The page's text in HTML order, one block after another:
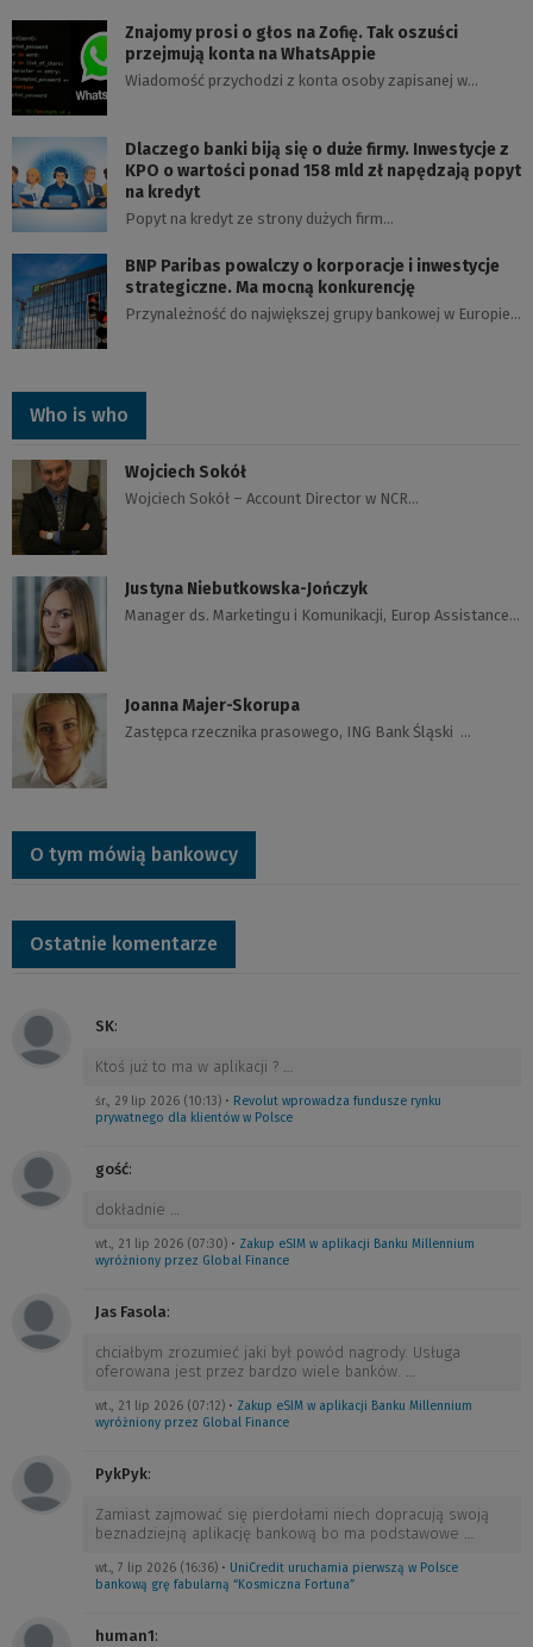
Znajomy prosi o głos na Zofię. Tak oszuści
przejmują konta na WhatsAppie
Wiadomość przychodzi z konta osoby zapisanej w…
Dlaczego banki biją się o duże firmy. Inwestycje z
KPO o wartości ponad 158 mld zł napędzają popyt
na kredyt
Popyt na kredyt ze strony dużych firm…
BNP Paribas powalczy o korporacje i inwestycje
strategiczne. Ma mocną konkurencję
Przynależność do największej grupy bankowej w Europie…
Who is who
Wojciech Sokół
Wojciech Sokół – Account Director w NCR…
Justyna Niebutkowska-Jończyk
Manager ds. Marketingu i Komunikacji, Europ Assistance…
Joanna Majer-Skorupa
Zastępca rzecznika prasowego, ING Bank Śląski …
O tym mówią bankowcy
Ostatnie komentarze
SK:
Ktoś już to ma w aplikacji ? …
śr., 29 lip 2026 (10:13) • Revolut wprowadza fundusze rynku
prywatnego dla klientów w Polsce
gość:
dokładnie …
wt., 21 lip 2026 (07:30) • Zakup eSIM w aplikacji Banku Millennium
wyróżniony przez Global Finance
Jas Fasola:
chciałbym zrozumieć jaki był powód nagrody. Usługa
oferowana jest przez bardzo wiele banków. …
wt., 21 lip 2026 (07:12) • Zakup eSIM w aplikacji Banku Millennium
wyróżniony przez Global Finance
PykPyk:
Zamiast zajmować się pierdołami niech dopracują swoją
beznadziejną aplikację bankową bo ma podstawowe …
wt., 7 lip 2026 (16:36) • UniCredit uruchamia pierwszą w Polsce
bankową grę fabularną “Kosmiczna Fortuna”
human1: